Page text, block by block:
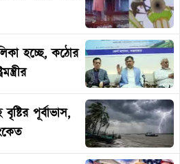
হচ্ছে, কঠোর
পূর্বাভাস,